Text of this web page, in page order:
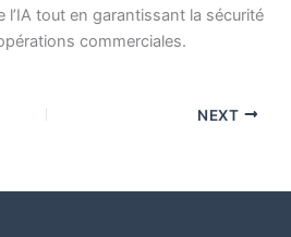
l’IA tout en garantissant la sécurité
commerciales.
NEXT